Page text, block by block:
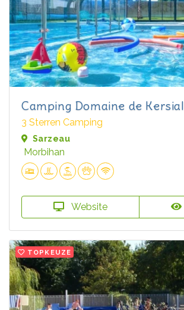
Camping Domaine de Kersial
3 Sterren Camping
Sarzeau
Morbihan
Website
TOPKEUZE